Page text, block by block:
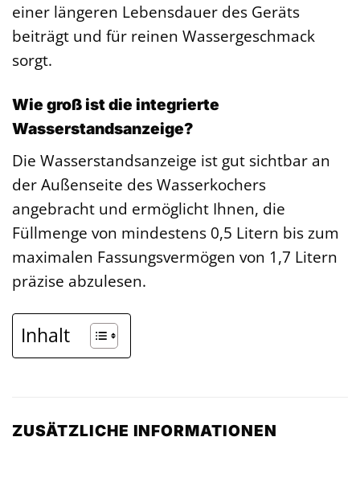
einer längeren Lebensdauer des Geräts
beiträgt und für reinen Wassergeschmack
sorgt.
Wie groß ist die integrierte
Wasserstandsanzeige?
Die Wasserstandsanzeige ist gut sichtbar an
der Außenseite des Wasserkochers
angebracht und ermöglicht Ihnen, die
Füllmenge von mindestens 0,5 Litern bis zum
maximalen Fassungsvermögen von 1,7 Litern
präzise abzulesen.
Inhalt
ZUSÄTZLICHE INFORMATIONEN